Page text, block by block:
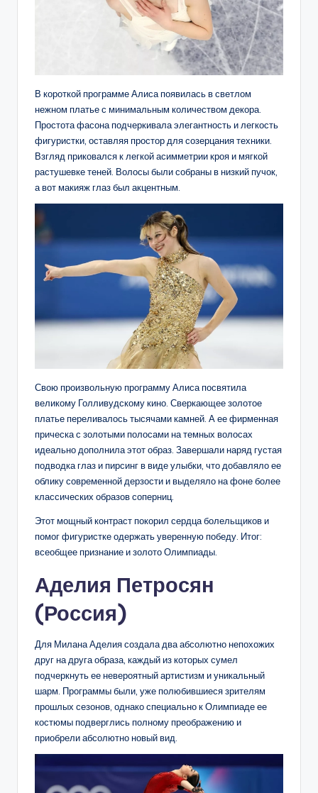
В короткой программе Алиса появилась в светлом
нежном платье с минимальным количеством декора.
Простота фасона подчеркивала элегантность и легкость
фигуристки, оставляя простор для созерцания техники.
Взгляд приковался к легкой асимметрии кроя и мягкой
растушевке теней. Волосы были собраны в низкий пучок,
а вот макияж глаз был акцентным.
Свою произвольную программу Алиса посвятила
великому Голливудскому кино. Сверкающее золотое
платье переливалось тысячами камней. А ее фирменная
прическа с золотыми полосами на темных волосах
идеально дополнила этот образ. Завершали наряд густая
подводка глаз и пирсинг в виде улыбки, что добавляло ее
облику современной дерзости и выделяло на фоне более
классических образов соперниц.
Этот мощный контраст покорил сердца болельщиков и
помог фигуристке одержать уверенную победу. Итог:
всеобщее признание и золото Олимпиады.
Аделия Петросян
(Россия)
Для Милана Аделия создала два абсолютно непохожих
друг на друга образа, каждый из которых сумел
подчеркнуть ее невероятный артистизм и уникальный
шарм. Программы были, уже полюбившиеся зрителям
прошлых сезонов, однако специально к Олимпиаде ее
костюмы подверглись полному преображению и
приобрели абсолютно новый вид.